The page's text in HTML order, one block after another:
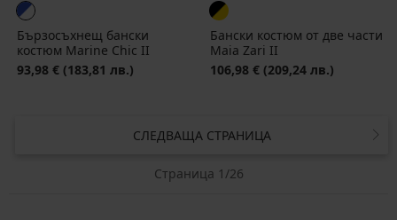
Бързосъхнещ бански
костюм Marine Chic II
93,98 € (183,81 лв.)
Бански костюм от две части
Maia Zari II
106,98 € (209,24 лв.)
СЛЕДВАЩА СТРАНИЦА
Страница 1/26